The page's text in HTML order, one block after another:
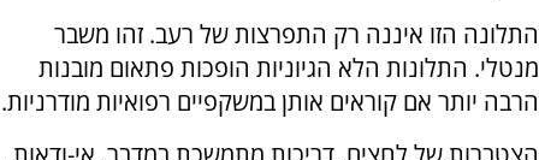
התלונה הזו איננה רק התפרצות של רעב. זהו משבר
מנטלי. התלונות הלא הגיוניות הופכות פתאום מובנות
הרבה יותר אם קוראים אותן במשקפיים רפואיות מודרניות.